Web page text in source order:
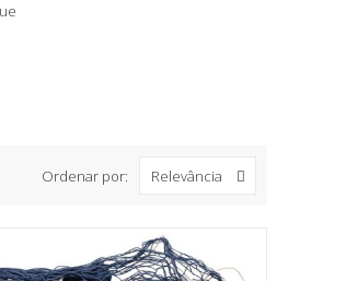
Ordenar por: Relevância